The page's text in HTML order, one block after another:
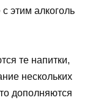
этим алкоголь
те напитки,
нескольких
дополняются